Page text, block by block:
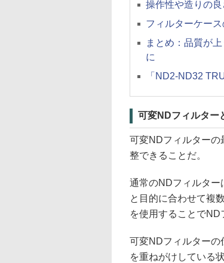
操作性や造りの
フィルターケー
まとめ：品質が
に
「ND2-ND32
可変NDフィルター
可変NDフィルターの
整できることだ。
通常のNDフィルター
と目的に合わせて複
を使用することでND
可変NDフィルターの
を重ねがけしている状